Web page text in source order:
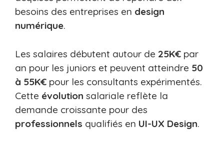
besoins des entreprises en design
numérique.
Les salaires débutent autour de 25K€ par
an pour les juniors et peuvent atteindre 50
à 55K€ pour les consultants expérimentés.
Cette évolution salariale reflète la
demande croissante pour des
professionnels qualifiés en UI-UX Design.